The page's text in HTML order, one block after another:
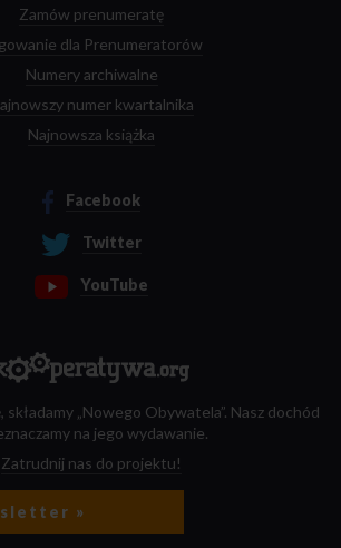
Zamów prenumeratę
dla Prenumeratorów
Numery archiwalne
numer kwartalnika
Najnowsza książka
Facebook
Twitter
YouTube
„Nowego Obywatela”. Nasz dochód
na jego wydawanie.
Zatrudnij nas do projektu!
»